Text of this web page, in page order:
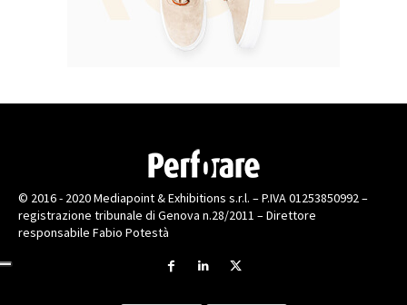
© 2016 - 2020 Mediapoint & Exhibitions s.r.l. – P.IVA 01253850992 –
registrazione tribunale di Genova n.28/2011 – Direttore
responsabile Fabio Potestà